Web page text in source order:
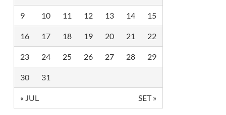
9 10 11 12 13 14 15
16 17 18 19 20 21 22
23 24 25 26 27 28 29
30 31
« JUL SET »